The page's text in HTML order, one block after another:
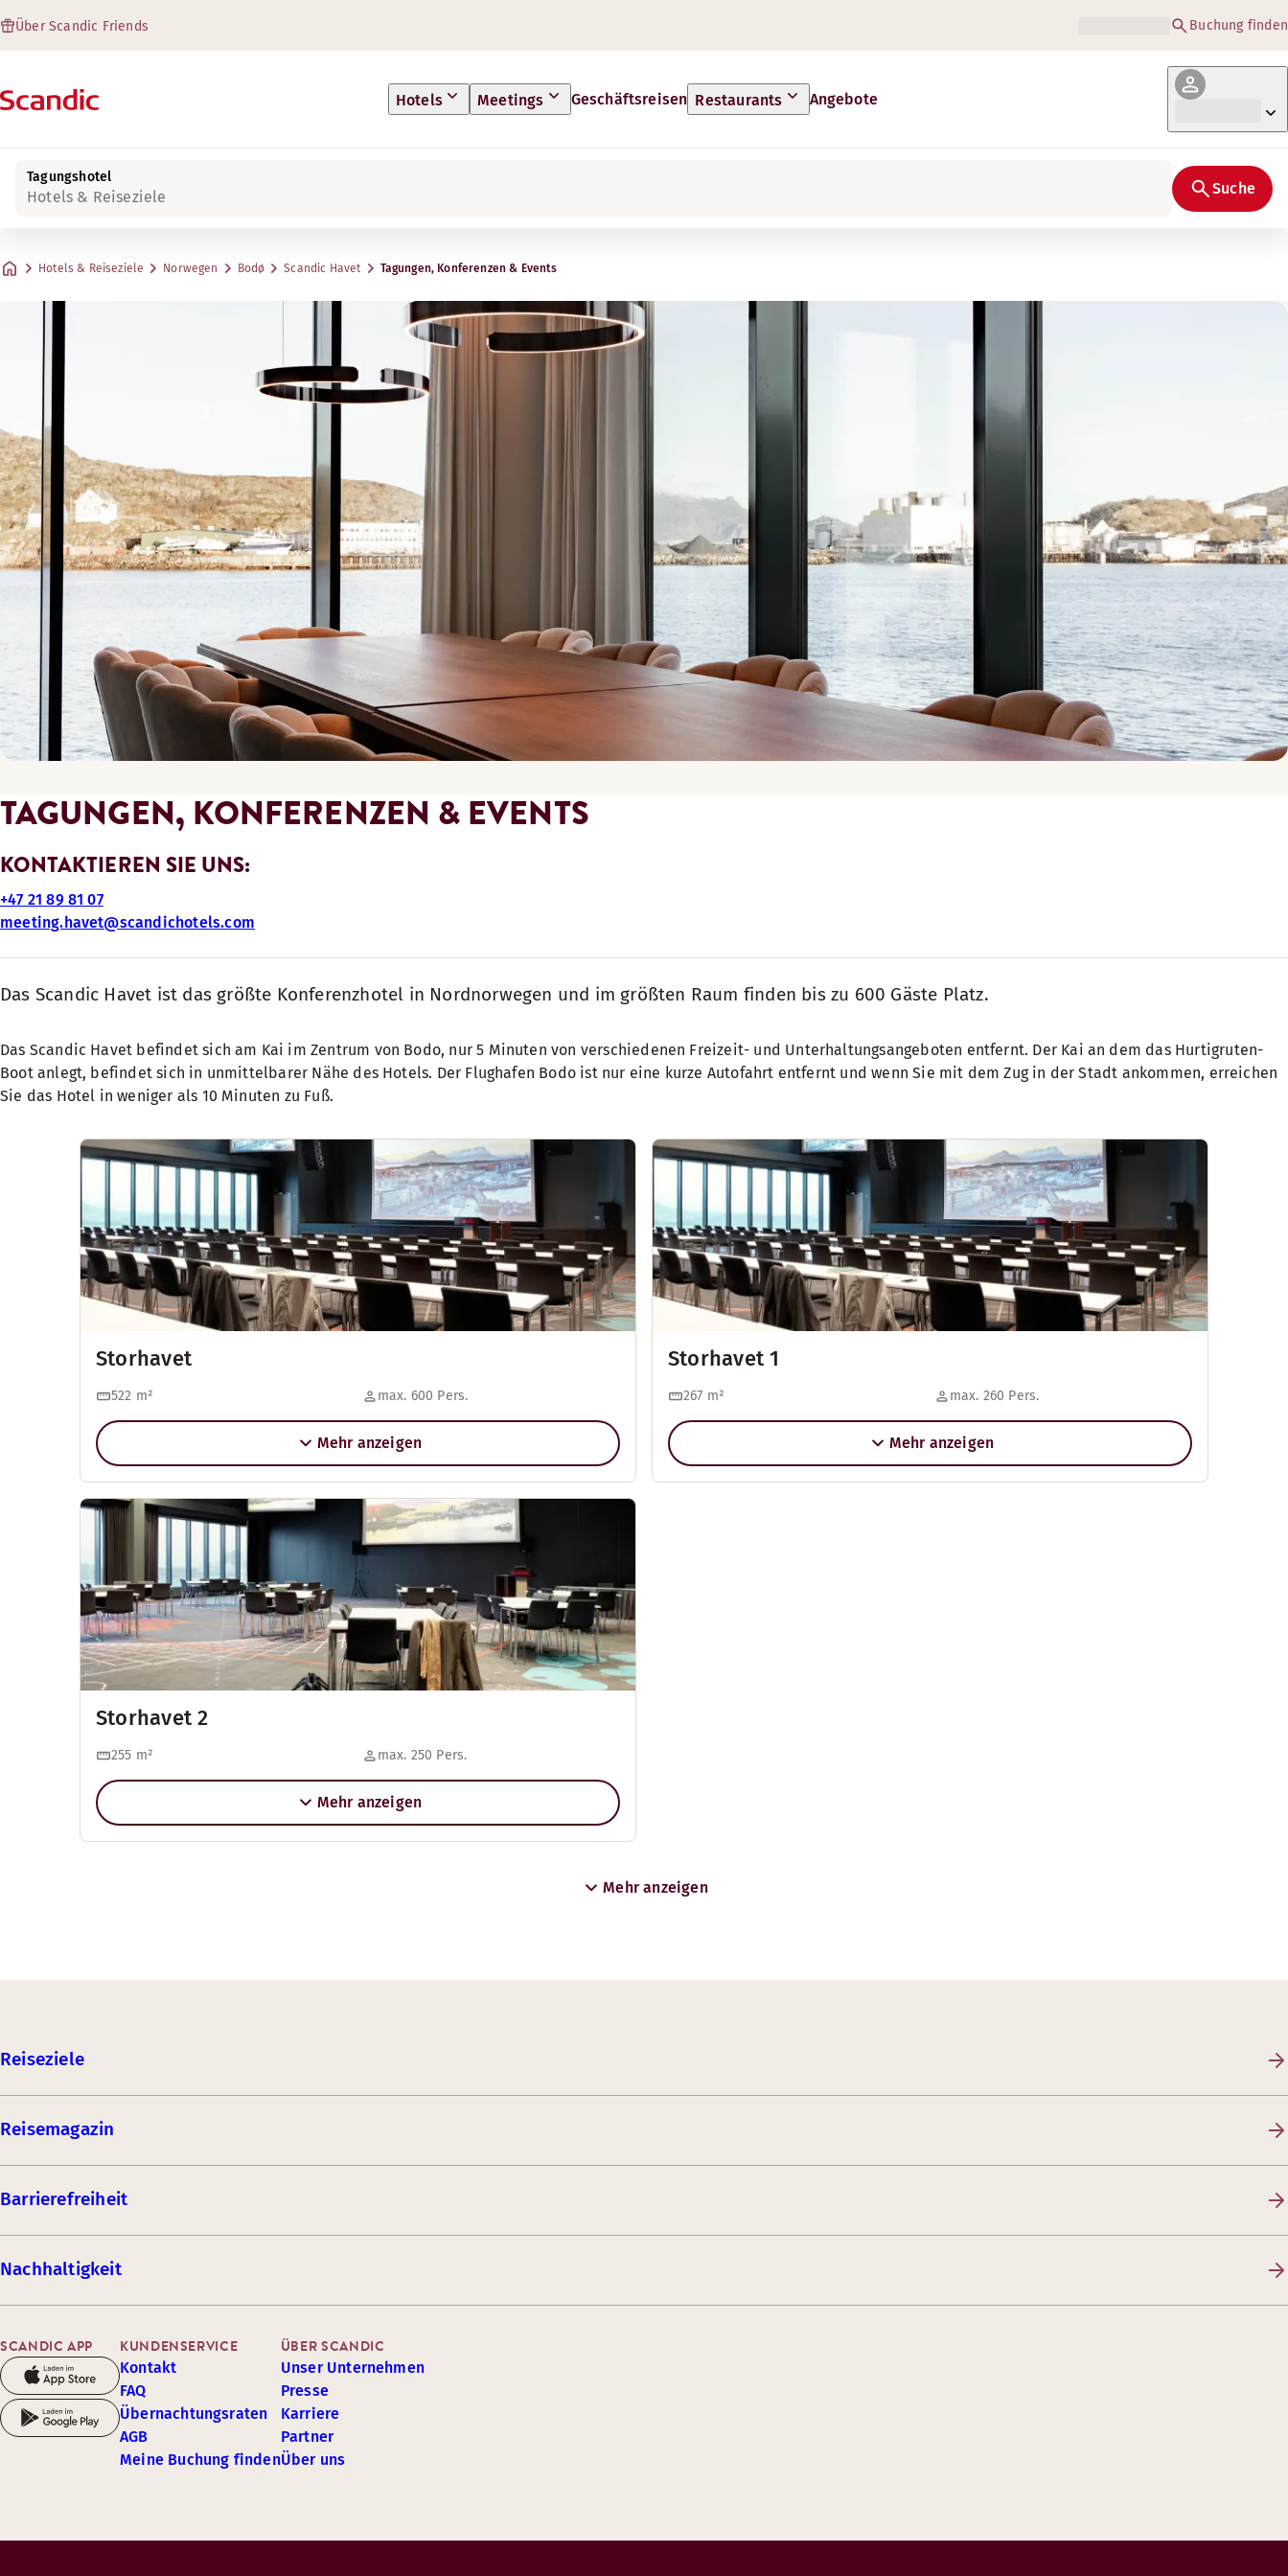
Über Scandic Friends Buchung finden
Hotels Meetings Geschäftsreisen Restaurants Angebote
Tagungshotel
Hotels & Reiseziele Suche
Hotels & Reiseziele Norwegen Bodø Scandic Havet Tagungen, Konferenzen & Events
TAGUNGEN, KONFERENZEN & EVENTS
KONTAKTIEREN SIE UNS:
+47 21 89 81 07
meeting.havet@scandichotels.com
Das Scandic Havet ist das größte Konferenzhotel in Nordnorwegen und im größten Raum finden bis zu 600 Gäste Platz.
Das Scandic Havet befindet sich am Kai im Zentrum von Bodo, nur 5 Minuten von verschiedenen Freizeit- und Unterhaltungsangeboten entfernt. Der Kai an dem das Hurtigruten-
Boot anlegt, befindet sich in unmittelbarer Nähe des Hotels. Der Flughafen Bodo ist nur eine kurze Autofahrt entfernt und wenn Sie mit dem Zug in der Stadt ankommen, erreichen
Sie das Hotel in weniger als 10 Minuten zu Fuß.
Storhavet
522 m² max. 600 Pers.
Mehr anzeigen
Storhavet 1
267 m² max. 260 Pers.
Mehr anzeigen
Storhavet 2
255 m² max. 250 Pers.
Mehr anzeigen
Mehr anzeigen
Reiseziele
Reisemagazin
Barrierefreiheit
Nachhaltigkeit
SCANDIC APP KUNDENSERVICE
Kontakt
FAQ
Übernachtungsraten
AGB
Meine Buchung finden
ÜBER SCANDIC
Unser Unternehmen
Presse
Karriere
Partner
Über uns